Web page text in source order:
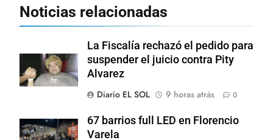
Noticias relacionadas
La Fiscalía rechazó el pedido para
suspender el juicio contra Pity
Alvarez
Diario EL SOL
9 horas atrás 0
67 barrios full LED en Florencio
Varela